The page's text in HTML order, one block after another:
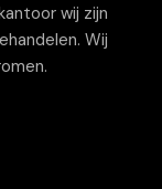
wij zijn
Wij